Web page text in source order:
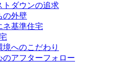
トダウンの追求
の外壁
ネ基準住宅
へのこだわり
のアフターフォロー